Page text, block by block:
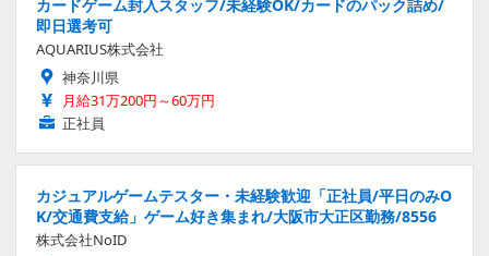
カードゲーム封入スタッフ/未経験OK/カードのパック詰め/
即日選考可
AQUARIUS株式会社
神奈川県
月給31万200円～60万円
正社員
カジュアルゲームテスター・未経験歓迎「正社員/平日のみO
K/交通費支給」ゲーム好き集まれ/大阪市大正区勤務/8556
株式会社NoID